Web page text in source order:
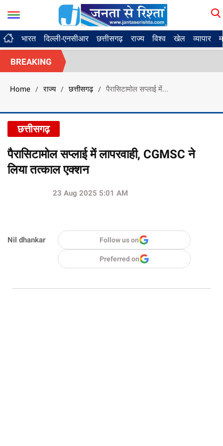
भारत दिल्ली-एनसीआर छत्तीसगढ़ राज्य विश्व खेल व्यापार
BREAKING
Home / राज्य / छत्तीसगढ़ / पैरासिटामोल सप्लाई में...
छत्तीसगढ़
पैरासिटामोल सप्लाई में लापरवाही, CGMSC ने
लिया तत्काल एक्शन
Nil dhankar
23 Aug 2025 5:01 AM
Follow us on
Preferred on